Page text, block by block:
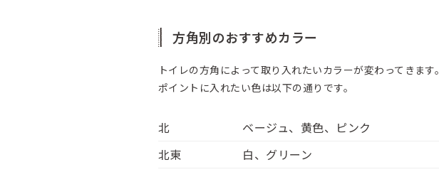
方角別のおすすめカラー
トイレの方角によって取り入れたいカラーが変わってきます。
ポイントに入れたい色は以下の通りです。
北
ベージュ、黄色、ピンク
北東
白、グリーン